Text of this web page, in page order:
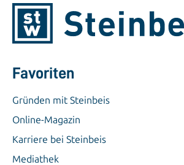
Favoriten
Gründen mit Steinbeis
Online-Magazin
Karriere bei Steinbeis
Mediathek